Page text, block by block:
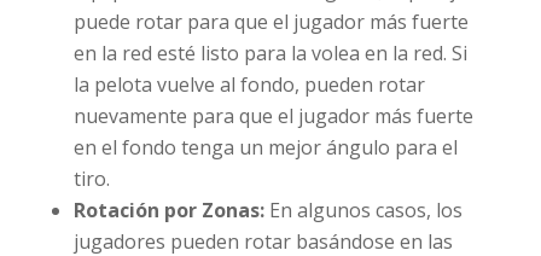
puede rotar para que el jugador más fuerte
en la red esté listo para la volea en la red. Si
la pelota vuelve al fondo, pueden rotar
nuevamente para que el jugador más fuerte
en el fondo tenga un mejor ángulo para el
tiro.
Rotación por Zonas:En algunos casos, los
jugadores pueden rotar basándose en las